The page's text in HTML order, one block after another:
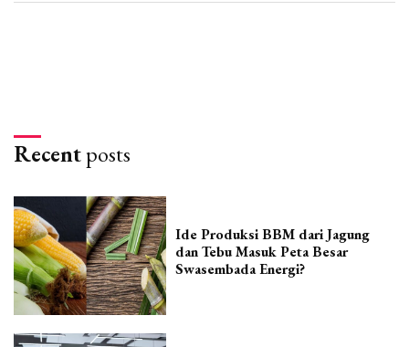
Recentposts
Ide Produksi BBM dari Jagung
dan Tebu Masuk Peta Besar
Swasembada Energi?